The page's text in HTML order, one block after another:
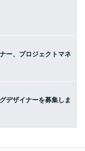
ー、プロジェクトマネ
デザイナーを募集しま